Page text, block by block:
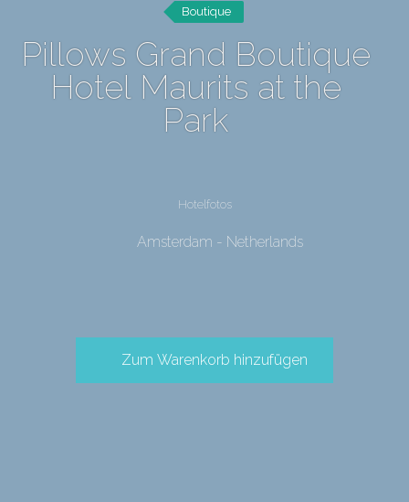
Boutique
Pillows Grand Boutique
Hotel Maurits at the
Park
Hotelfotos
Amsterdam - Netherlands